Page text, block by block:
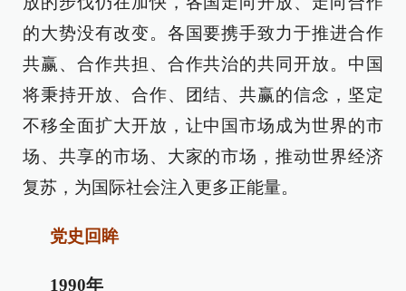
的大势没有改变。各国要携手致力于推进合作
共赢、合作共担、合作共治的共同开放。中国
将秉持开放、合作、团结、共赢的信念，坚定
不移全面扩大开放，让中国市场成为世界的市
场、共享的市场、大家的市场，推动世界经济
复苏，为国际社会注入更多正能量。
党史回眸
1990年